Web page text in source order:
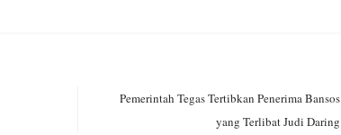
Pemerintah Tegas Tertibkan Penerima Bansos
yang Terlibat Judi Daring